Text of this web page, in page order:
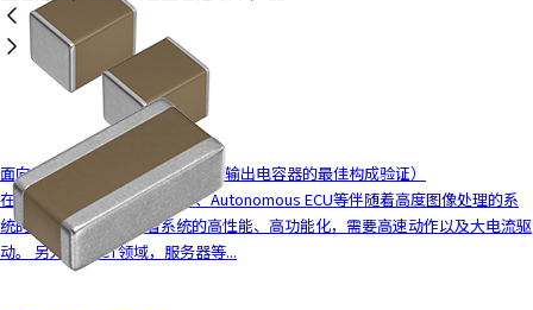
面向电源电路的MLCC解决方案（输出电容器的最佳构成验证）
在车载领域，车载ADAS ECU、Autonomous ECU等伴随着高度图像处理的系
统的CPU、FPGA等随着系统的高性能、高功能化，需要高速动作以及大电流驱
动。 另外，在ICT领域，服务器等...